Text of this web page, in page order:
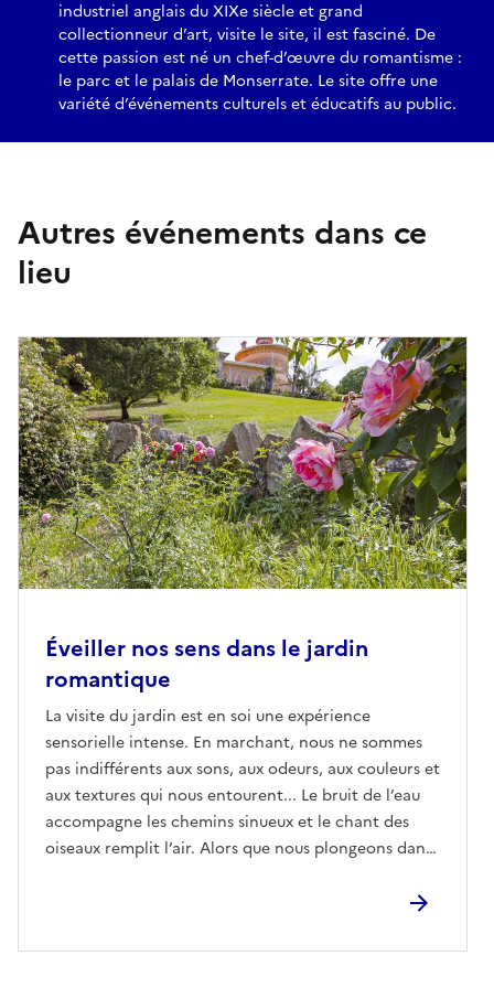
industriel anglais du XIXe siècle et grand
collectionneur d’art, visite le site, il est fasciné. De
cette passion est né un chef-d’œuvre du romantisme :
le parc et le palais de Monserrate. Le site offre une
variété d’événements culturels et éducatifs au public.
Autres événements dans ce
lieu
Éveiller nos sens dans le jardin
romantique
La visite du jardin est en soi une expérience
sensorielle intense. En marchant, nous ne sommes
pas indifférents aux sons, aux odeurs, aux couleurs et
aux textures qui nous entourent... Le bruit de l’eau
accompagne les chemins sinueux et le chant des
oiseaux remplit l’air. Alors que nous plongeons dans
nous transportent, dans des rêves ou des souvenirs,
des graines nutritives et de petites fleurs rustiques